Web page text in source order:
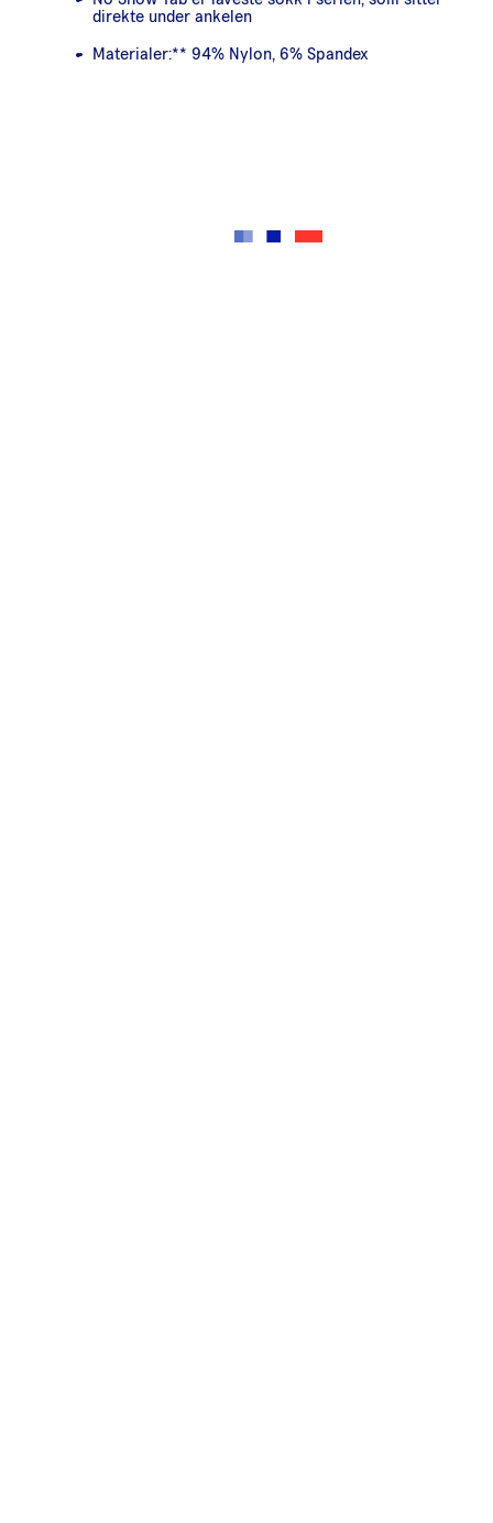
direkte under ankelen
Materialer:** 94% Nylon, 6% Spandex